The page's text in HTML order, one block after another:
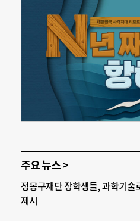
주요 뉴스 >
정몽구재단 장학생들, 과학기술
제시